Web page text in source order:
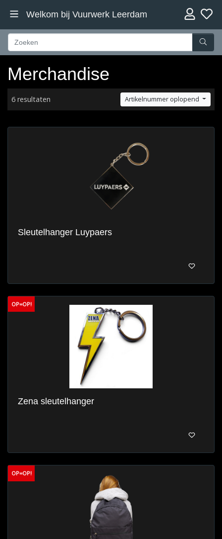
Welkom bij Vuurwerk Leerdam
Merchandise
6 resultaten Artikelnummer oplopend
Sleutelhanger Luypaers
OP=OP!
Zena sleutelhanger
OP=OP!